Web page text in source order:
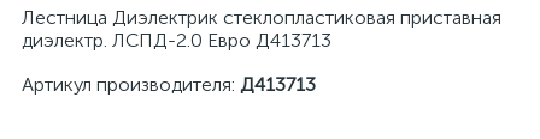
Лестница Диэлектрик стеклопластиковая приставная
диэлектр. ЛСПД-2.0 Евро Д413713
Артикул производителя: Д413713